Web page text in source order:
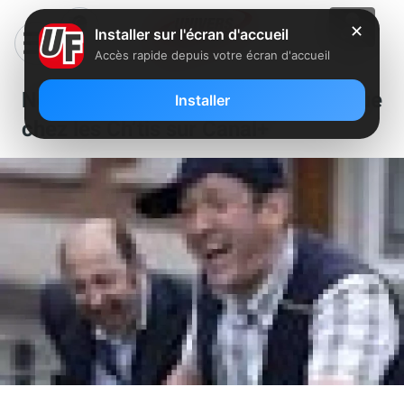
Nouveau record pour Bienvenue
chez les Ch’tis sur Canal+
✕
Installer sur l'écran d'accueil
Accès rapide depuis votre écran d'accueil
Installer